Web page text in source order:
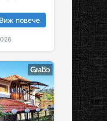
Виж повече